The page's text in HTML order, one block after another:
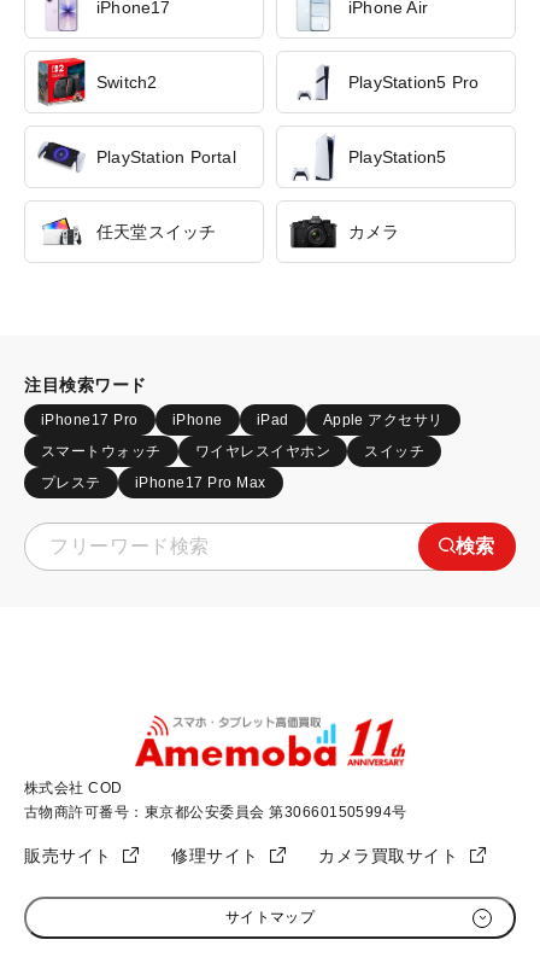
iPhone17 iPhone Air
Switch2 PlayStation5 Pro
PlayStation Portal PlayStation5
任天堂スイッチ カメラ
注目検索ワード
iPhone17 Pro iPhone iPad
Apple アクセサリ
スマートウォッチ
ワイヤレスイヤホン
スイッチ
プレステ
iPhone17 Pro Max
検索
株式会社 COD
古物商許可番号：東京都公安委員会 第306601505994号
販売サイト 修理サイト カメラ買取サイト
サイトマップ